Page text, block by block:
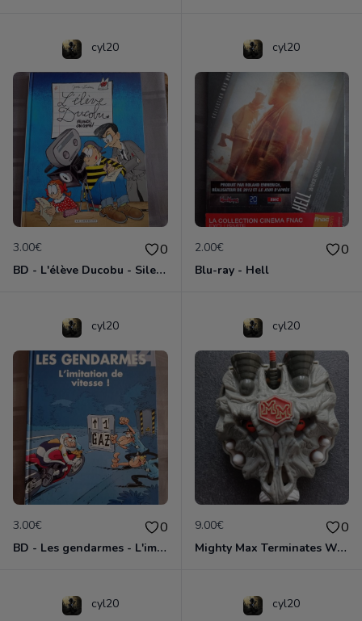
cyl20
3.00€ 0
BD - L'élève Ducobu - Silence, on copie
cyl20
2.00€ 0
Blu-ray - Hell
cyl20
3.00€ 0
BD - Les gendarmes - L'imitation de vitesse - Tome 14
cyl20
9.00€ 0
Mighty Max Terminates Wolfship 7
cyl20 cyl20